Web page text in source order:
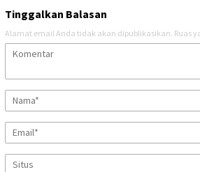
Tinggalkan Balasan
Alamat email Anda tidak akan dipublikasikan. Ruas